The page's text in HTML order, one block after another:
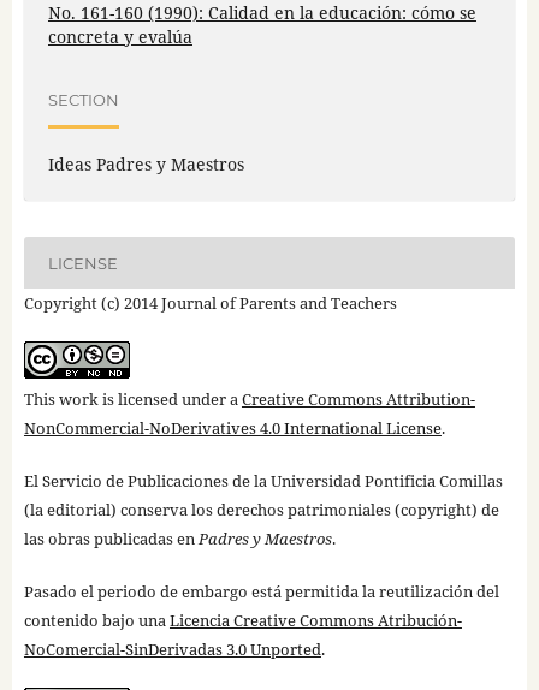
No. 161-160 (1990): Calidad en la educación: cómo se
concreta y evalúa
SECTION
Ideas Padres y Maestros
LICENSE
Copyright (c) 2014 Journal of Parents and Teachers
This work is licensed under aCreative Commons Attribution-
NonCommercial-NoDerivatives 4.0 International License.
El Servicio de Publicaciones de la Universidad Pontificia Comillas
(la editorial) conserva los derechos patrimoniales (copyright) de
las obras publicadas enPadres y Maestros.
Pasado el periodo de embargo está permitida la reutilización del
contenido bajo unaLicencia Creative Commons Atribución-
NoComercial-SinDerivadas 3.0 Unported.